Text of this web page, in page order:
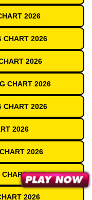
2026
CHART 2026
2026
CHART 2026
CHART 2026
2026
2026
2026
2026